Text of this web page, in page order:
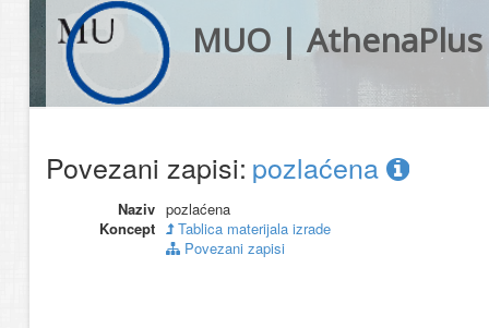
MUO | AthenaPlus
Povezani zapisi: pozlaćena
Naziv pozlaćena
Koncept
Tablica materijala izrade
Povezani zapisi